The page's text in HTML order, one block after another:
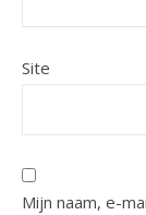
Site
Mijn naam, e-